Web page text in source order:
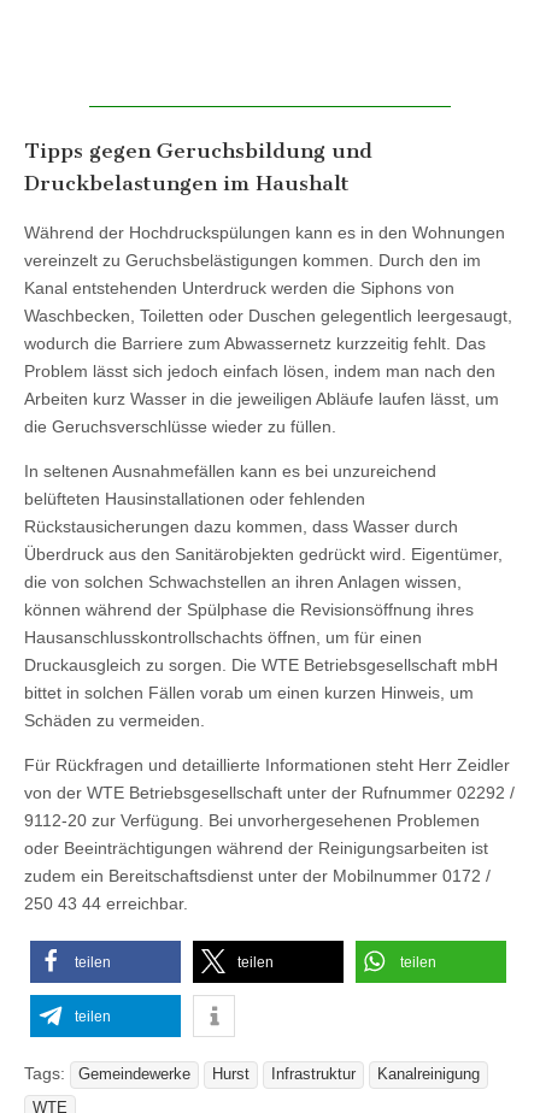
Tipps gegen Geruchsbildung und
Druckbelastungen im Haushalt
Während der Hochdruckspülungen kann es in den Wohnungen
vereinzelt zu Geruchsbelästigungen kommen. Durch den im
Kanal entstehenden Unterdruck werden die Siphons von
Waschbecken, Toiletten oder Duschen gelegentlich leergesaugt,
wodurch die Barriere zum Abwassernetz kurzzeitig fehlt. Das
Problem lässt sich jedoch einfach lösen, indem man nach den
Arbeiten kurz Wasser in die jeweiligen Abläufe laufen lässt, um
die Geruchsverschlüsse wieder zu füllen.
In seltenen Ausnahmefällen kann es bei unzureichend
belüfteten Hausinstallationen oder fehlenden
Rückstausicherungen dazu kommen, dass Wasser durch
Überdruck aus den Sanitärobjekten gedrückt wird. Eigentümer,
die von solchen Schwachstellen an ihren Anlagen wissen,
können während der Spülphase die Revisionsöffnung ihres
Hausanschlusskontrollschachts öffnen, um für einen
Druckausgleich zu sorgen. Die WTE Betriebsgesellschaft mbH
bittet in solchen Fällen vorab um einen kurzen Hinweis, um
Schäden zu vermeiden.
Für Rückfragen und detaillierte Informationen steht Herr Zeidler
von der WTE Betriebsgesellschaft unter der Rufnummer 02292 /
9112-20 zur Verfügung. Bei unvorhergesehenen Problemen
oder Beeinträchtigungen während der Reinigungsarbeiten ist
zudem ein Bereitschaftsdienst unter der Mobilnummer 0172 /
250 43 44 erreichbar.
teilen teilen teilen
teilen
Tags: Gemeindewerke Hurst Infrastruktur
Kanalreinigung
WTE